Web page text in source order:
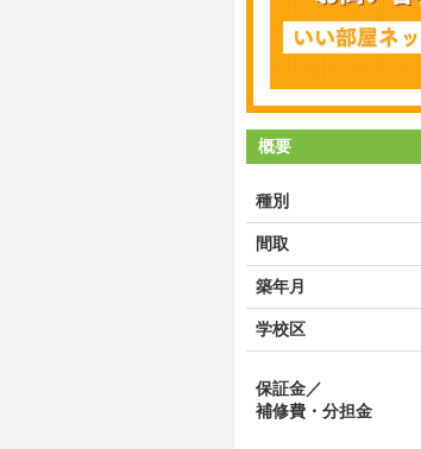
概要
種別
間取
築年月
学校区
保証金／
補修費・分担金